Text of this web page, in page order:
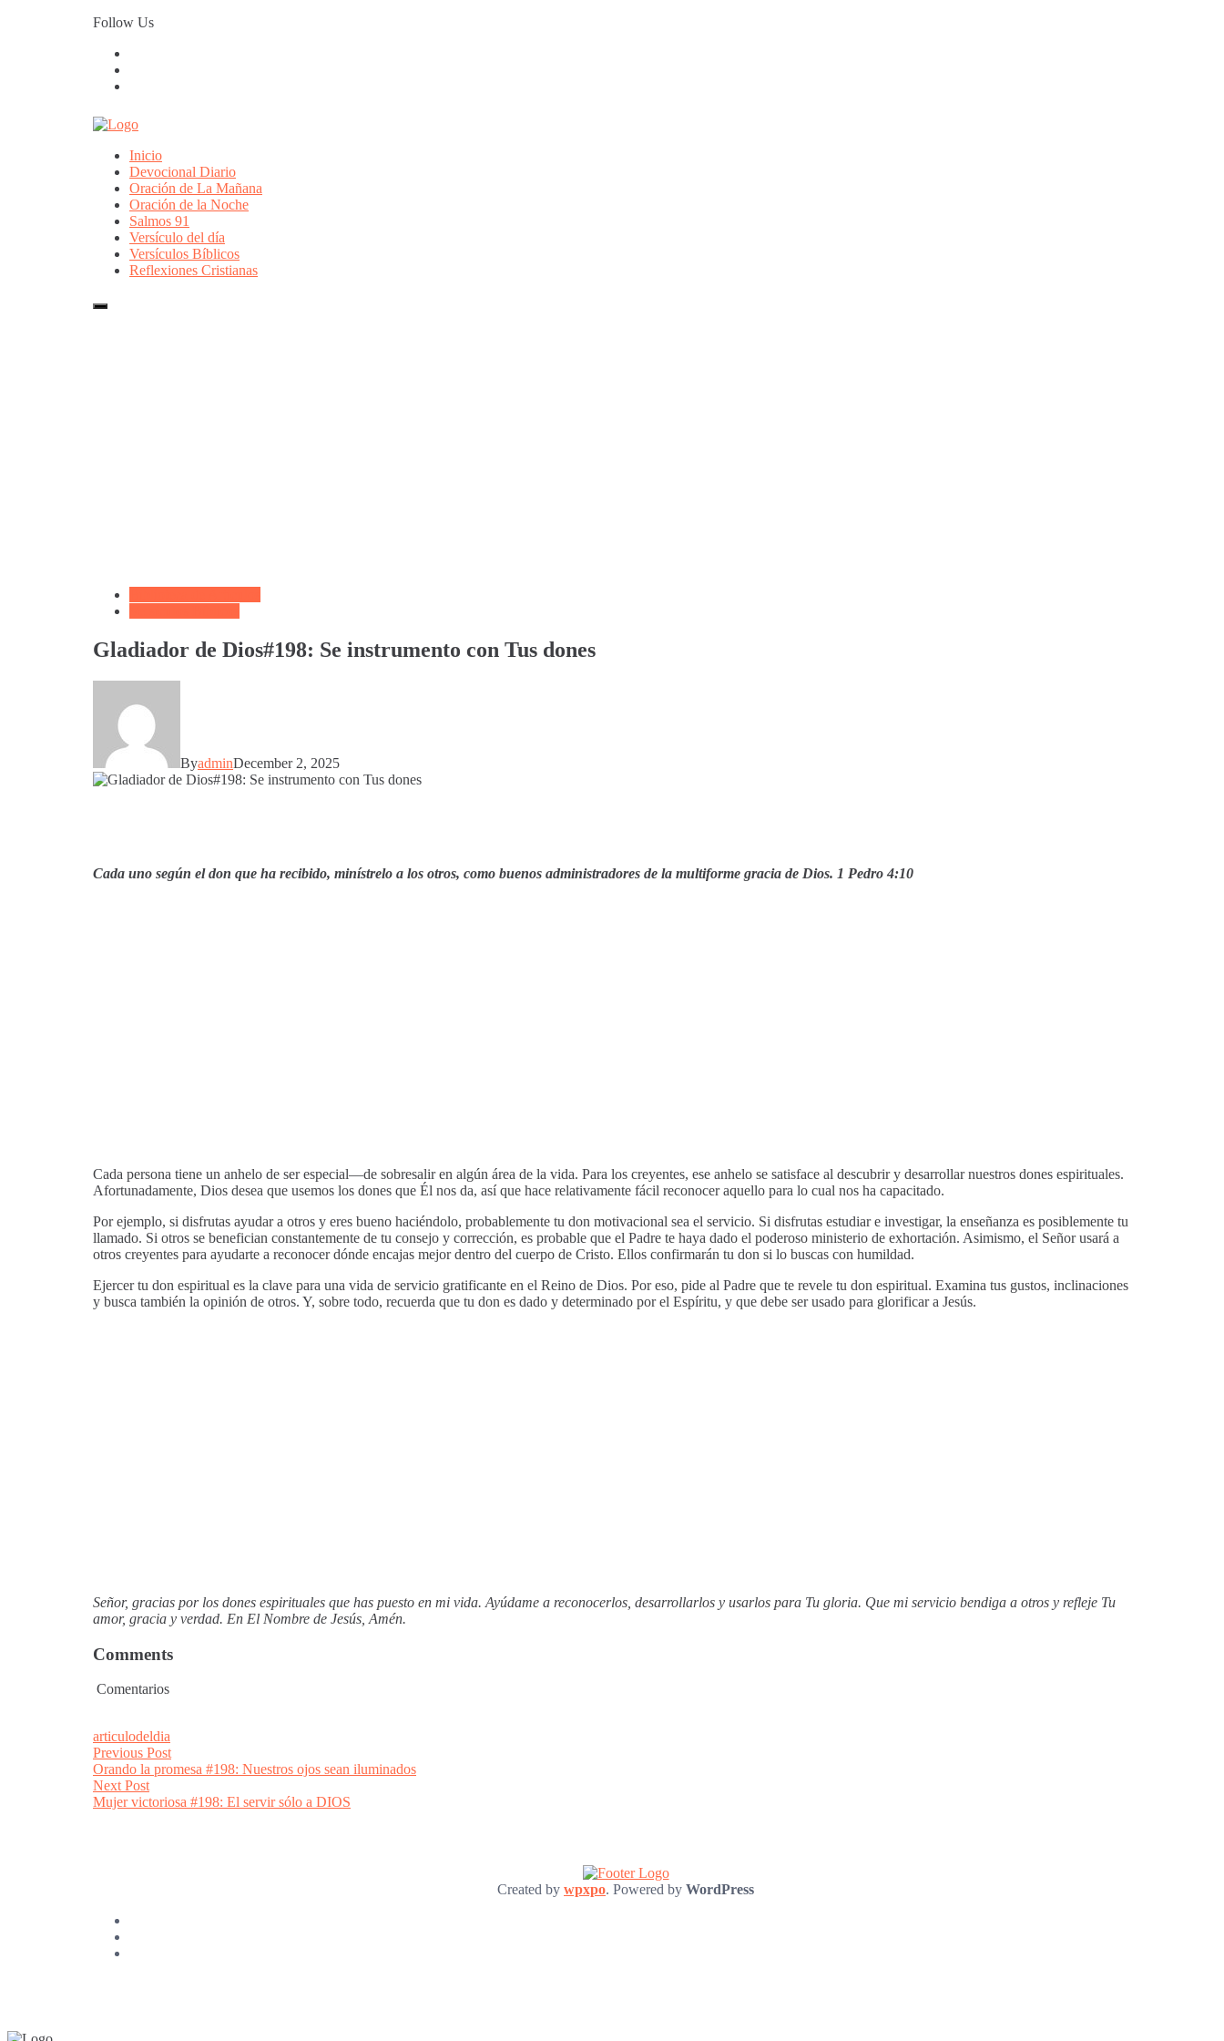
Follow Us
Inicio
Devocional Diario
Oración de La Mañana
Oración de la Noche
Salmos 91
Versículo del día
Versículos Bíblicos
Reflexiones Cristianas
Gladiador de Dios#198: Se instrumento con Tus dones
ByadminDecember 2, 2025
Cada uno según el don que ha recibido, minístrelo a los otros, como buenos administradores de la multiforme gracia de Dios. 1 Pedro 4:10
Cada persona tiene un anhelo de ser especial—de sobresalir en algún área de la vida. Para los creyentes, ese anhelo se satisface al descubrir y desarrollar nuestros dones espirituales.
Afortunadamente, Dios desea que usemos los dones que Él nos da, así que hace relativamente fácil reconocer aquello para lo cual nos ha capacitado.
Por ejemplo, si disfrutas ayudar a otros y eres bueno haciéndolo, probablemente tu don motivacional sea el servicio. Si disfrutas estudiar e investigar, la enseñanza es posiblemente tu
llamado. Si otros se benefician constantemente de tu consejo y corrección, es probable que el Padre te haya dado el poderoso ministerio de exhortación. Asimismo, el Señor usará a
otros creyentes para ayudarte a reconocer dónde encajas mejor dentro del cuerpo de Cristo. Ellos confirmarán tu don si lo buscas con humildad.
Ejercer tu don espiritual es la clave para una vida de servicio gratificante en el Reino de Dios. Por eso, pide al Padre que te revele tu don espiritual. Examina tus gustos, inclinaciones
y busca también la opinión de otros. Y, sobre todo, recuerda que tu don es dado y determinado por el Espíritu, y que debe ser usado para glorificar a Jesús.
Señor, gracias por los dones espirituales que has puesto en mi vida. Ayúdame a reconocerlos, desarrollarlos y usarlos para Tu gloria. Que mi servicio bendiga a otros y refleje Tu
amor, gracia y verdad. En El Nombre de Jesús, Amén.
Comments
Comentarios
articulodeldia
Post
navigation
Previous PostPrevious
post:
Orando la promesa #198: Nuestros ojos sean iluminados
Next PostNext
post:
Mujer victoriosa #198: El servir sólo a DIOS
Created by wpxpo. Powered by WordPress